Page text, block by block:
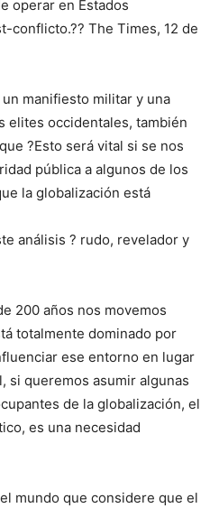
operar en Estados
conflicto.?? The Times, 12 de
manifiesto militar y una
elites occidentales, también
?Esto será vital si se nos
pública a algunos de los
la globalización está
análisis ? rudo, revelador y
200 años nos movemos
totalmente dominado por
ese entorno en lugar
si queremos asumir algunas
de la globalización, el
es una necesidad
mundo que considere que el